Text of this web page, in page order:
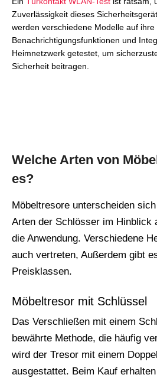
Zuverlässigkeit dieses
werden verschiedene Modelle auf
Benachrichtigungsfunktionen und
Heimnetzwerk getestet, um
Sicherheit beitragen.
Welche Arten von
es?
Möbeltresore unterscheiden
Arten der Schlösser im Hinblick
die Anwendung. Verschiedene
auch vertreten, Außerdem gibt
Preisklassen.
Möbeltresor mit Schlüssel
Das Verschließen mit einem
bewährte Methode, die häufig
wird der Tresor mit einem
ausgestattet. Beim Kauf